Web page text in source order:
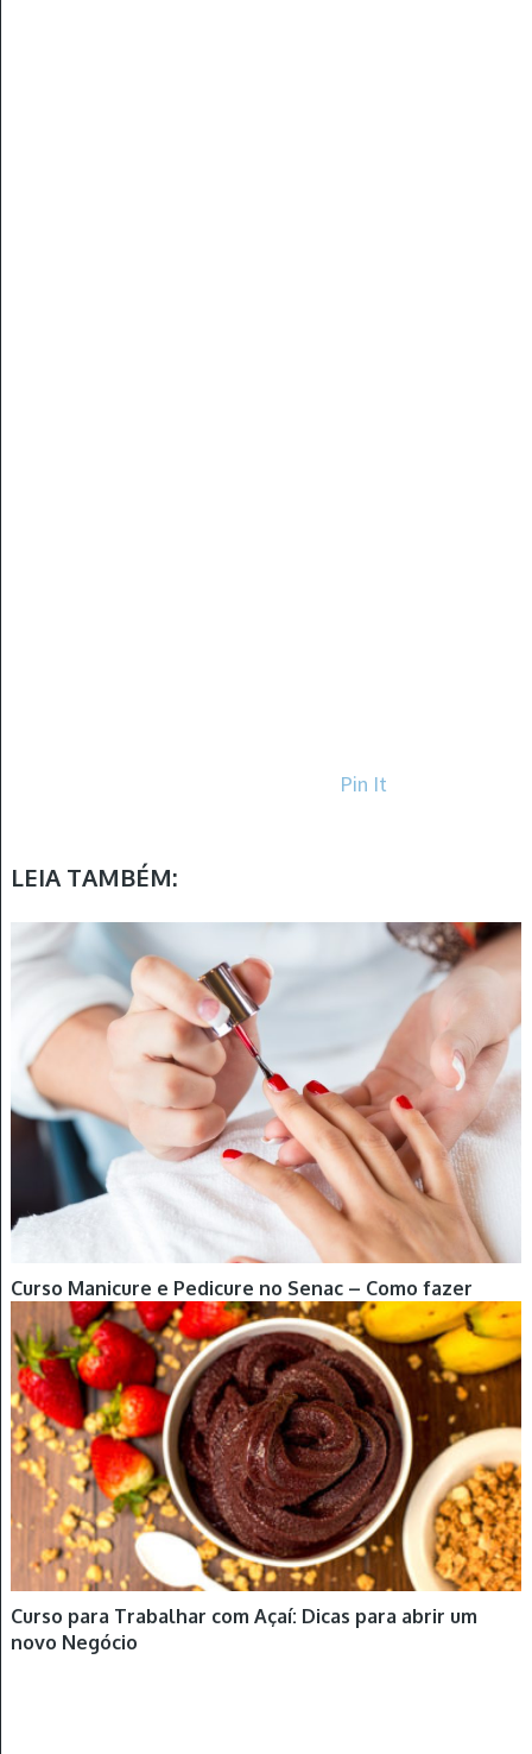
Pin It
LEIA TAMBÉM:
Curso Manicure e Pedicure no Senac – Como fazer
Curso para Trabalhar com Açaí: Dicas para abrir um
novo Negócio